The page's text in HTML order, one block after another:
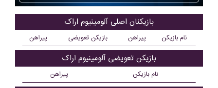
بازیکنان اصلی آلومينيوم اراک
نام بازیکن پیراهن بازیکن تعویضی پیراهن
بازیکن تعویضی آلومينيوم اراک
نام بازیکن پیراهن